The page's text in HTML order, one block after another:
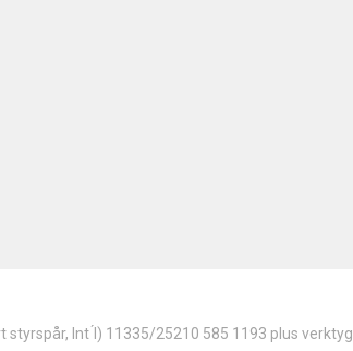
styrspår, Int ́l) 11335/25210 585 1193 plus